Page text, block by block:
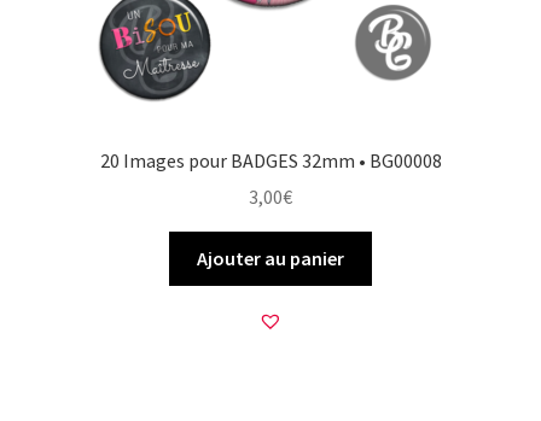
20 Images pour BADGES 32mm • BG00008
3,00€
Ajouter au panier